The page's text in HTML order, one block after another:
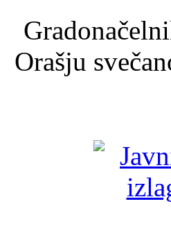
Orašju